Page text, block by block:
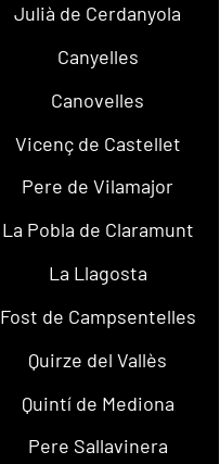
Julià de Cerdanyola
Canyelles
Canovelles
Vicenç de Castellet
Pere de Vilamajor
La Pobla de Claramunt
La Llagosta
Fost de Campsentelles
Quirze del Vallès
Quintí de Mediona
Pere Sallavinera